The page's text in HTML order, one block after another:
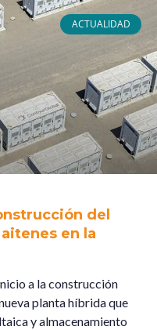
ACTUALIDAD
del
en la
a la construcción
planta híbrida que
y almacenamiento